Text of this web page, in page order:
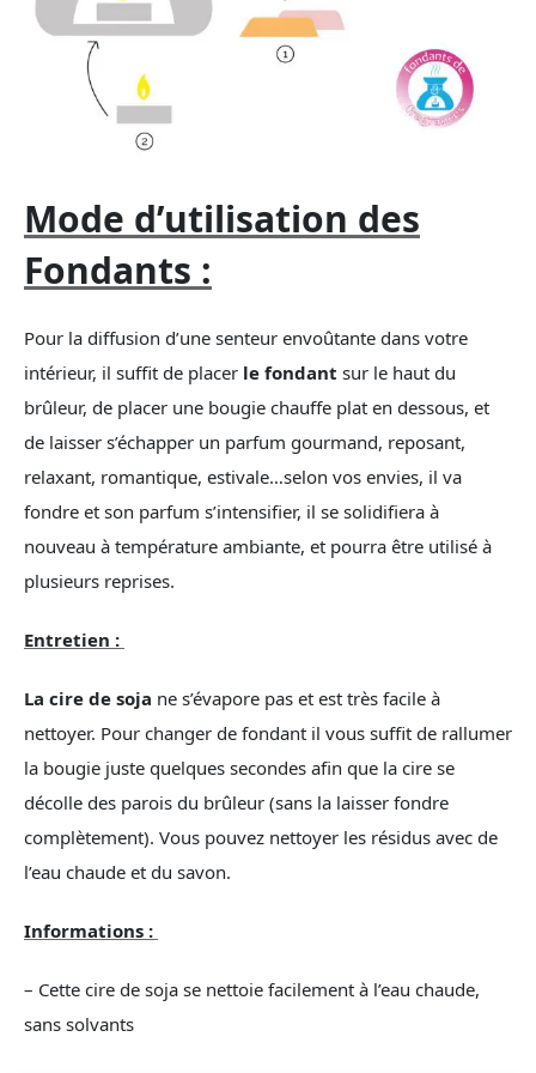
Mode d’utilisation des
Fondants :
Pour la diffusion d’une senteur envoûtante dans votre
intérieur, il suffit de placer le fondant sur le haut du
brûleur, de placer une bougie chauffe plat en dessous, et
de laisser s’échapper un parfum gourmand, reposant,
relaxant, romantique, estivale…selon vos envies, il va
fondre et son parfum s’intensifier, il se solidifiera à
nouveau à température ambiante, et pourra être utilisé à
plusieurs reprises.
Entretien :
La cire de soja ne s’évapore pas et est très facile à
nettoyer. Pour changer de fondant il vous suffit de rallumer
la bougie juste quelques secondes afin que la cire se
décolle des parois du brûleur (sans la laisser fondre
complètement). Vous pouvez nettoyer les résidus avec de
l’eau chaude et du savon.
Informations :
– Cette cire de soja se nettoie facilement à l’eau chaude,
sans solvants